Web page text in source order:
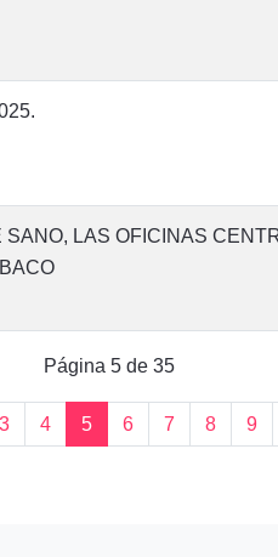
LAS OFICINAS
Página 5 de 35
3 4 5 6 7 8 9